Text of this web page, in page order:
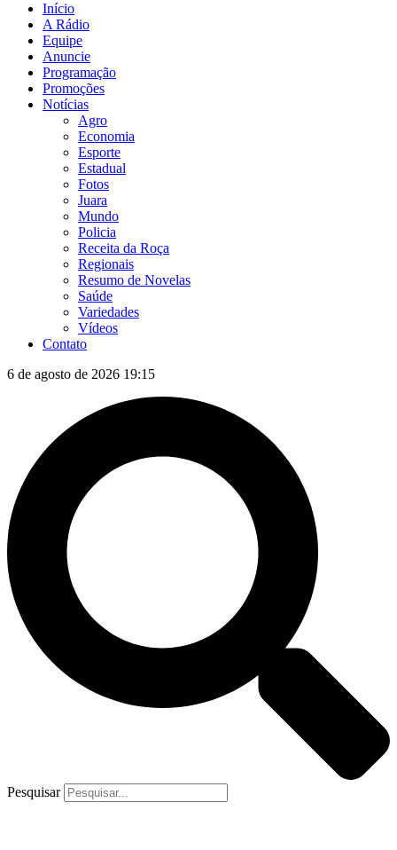
Início
A Rádio
Equipe
Anuncie
Programação
Promoções
Notícias
Agro
Economia
Esporte
Estadual
Fotos
Juara
Mundo
Policia
Receita da Roça
Regionais
Resumo de Novelas
Saúde
Variedades
Vídeos
Contato
6 de agosto de 2026 19:15
Pesquisar